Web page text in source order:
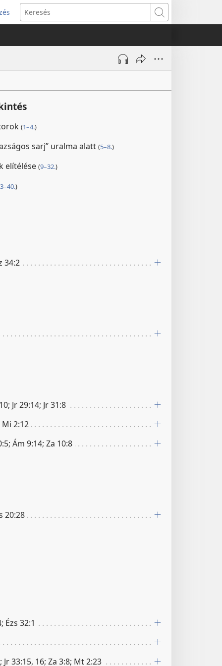
Keresés
(1–4.)
sarj” uralma alatt (5–8.)
elítélése (9–32.)
)
34:2
Jr 29:14; Jr 31:8
Mi 2:12
Ám 9:14; Za 10:8
20:28
Ézs 32:1
Jr 33:15, 16; Za 3:8; Mt 2:23